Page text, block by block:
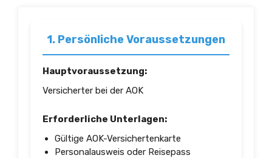
1. Persönliche Voraussetzungen
Hauptvoraussetzung:
Versicherter bei der AOK
Erforderliche Unterlagen:
Gültige AOK-Versichertenkarte
Personalausweis oder Reisepass